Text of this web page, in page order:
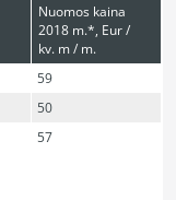
Nuomos kaina
2018 m.*, Eur /
kv. m / m.
59
50
57